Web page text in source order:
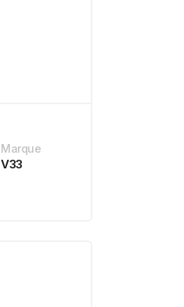
Marque
V33